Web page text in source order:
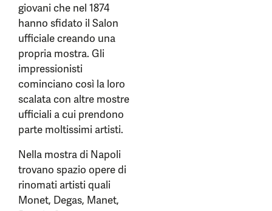
giovani che nel 1874
hanno sfidato il Salon
ufficiale creando una
propria mostra. Gli
impressionisti
cominciano così la loro
scalata con altre mostre
ufficiali a cui prendono
parte moltissimi artisti.
Nella mostra di Napoli
trovano spazio opere di
rinomati artisti quali
Monet, Degas, Manet,